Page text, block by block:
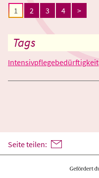
1 2 3 4 >
Tags
Intensivpflegebedürftigkeit
Seite teilen: